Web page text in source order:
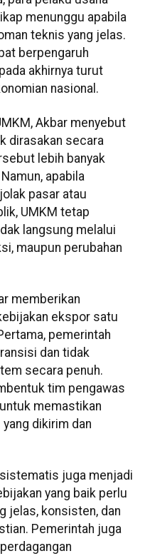
menunggu apabila
teknis yang jelas.
berpengaruh
akhirnya turut
nasional.
Akbar menyebut
dirasakan secara
lebih banyak
apabila
pasar atau
UMKM tetap
langsung melalui
maupun perubahan
memberikan
ekspor satu
pemerintah
dan tidak
secara penuh.
tim pengawas
memastikan
dikirim dan
juga menjadi
yang baik perlu
jelas, konsisten, dan
Pemerintah juga